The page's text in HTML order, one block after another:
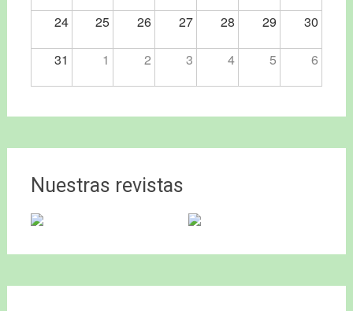
24 25 26 27 28 29 30
31 1 2 3 4 5 6
Nuestras revistas